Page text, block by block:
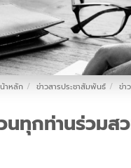
าหลัก ข่าวสารประชาสัมพันธ์ ข่า
กท่านร่วมส